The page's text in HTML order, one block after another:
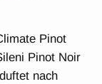
Pinot
Pinot Noir
nach